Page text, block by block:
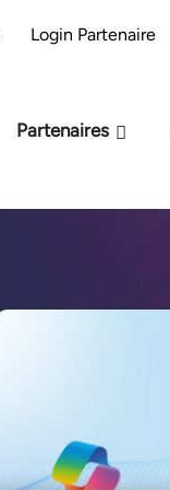
Login Partenaire
Partenaires